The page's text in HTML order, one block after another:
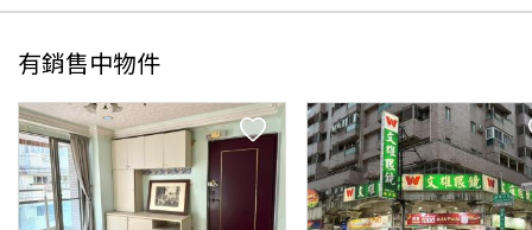
有銷售中物件